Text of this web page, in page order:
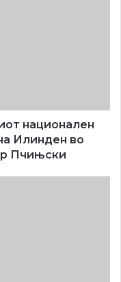
национален
Илинден во
Пчињски